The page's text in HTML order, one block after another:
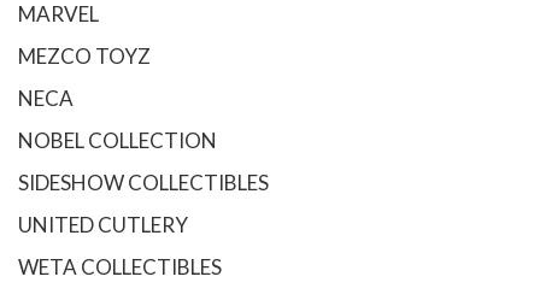
MARVEL
MEZCO TOYZ
NECA
NOBEL COLLECTION
SIDESHOW COLLECTIBLES
UNITED CUTLERY
WETA COLLECTIBLES